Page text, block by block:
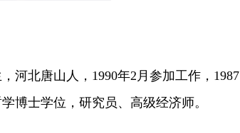
北唐山人，1990年2月参加工作，1987
博士学位，研究员、高级经济师。